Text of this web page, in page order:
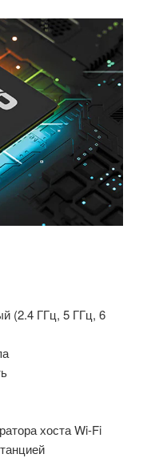
(2.4 ГГц, 5 ГГц, 6
хоста Wi-Fi